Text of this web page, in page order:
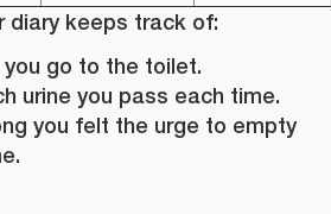
diary keeps track of:
go to the toilet.
urine you pass each time.
you felt the urge to empty